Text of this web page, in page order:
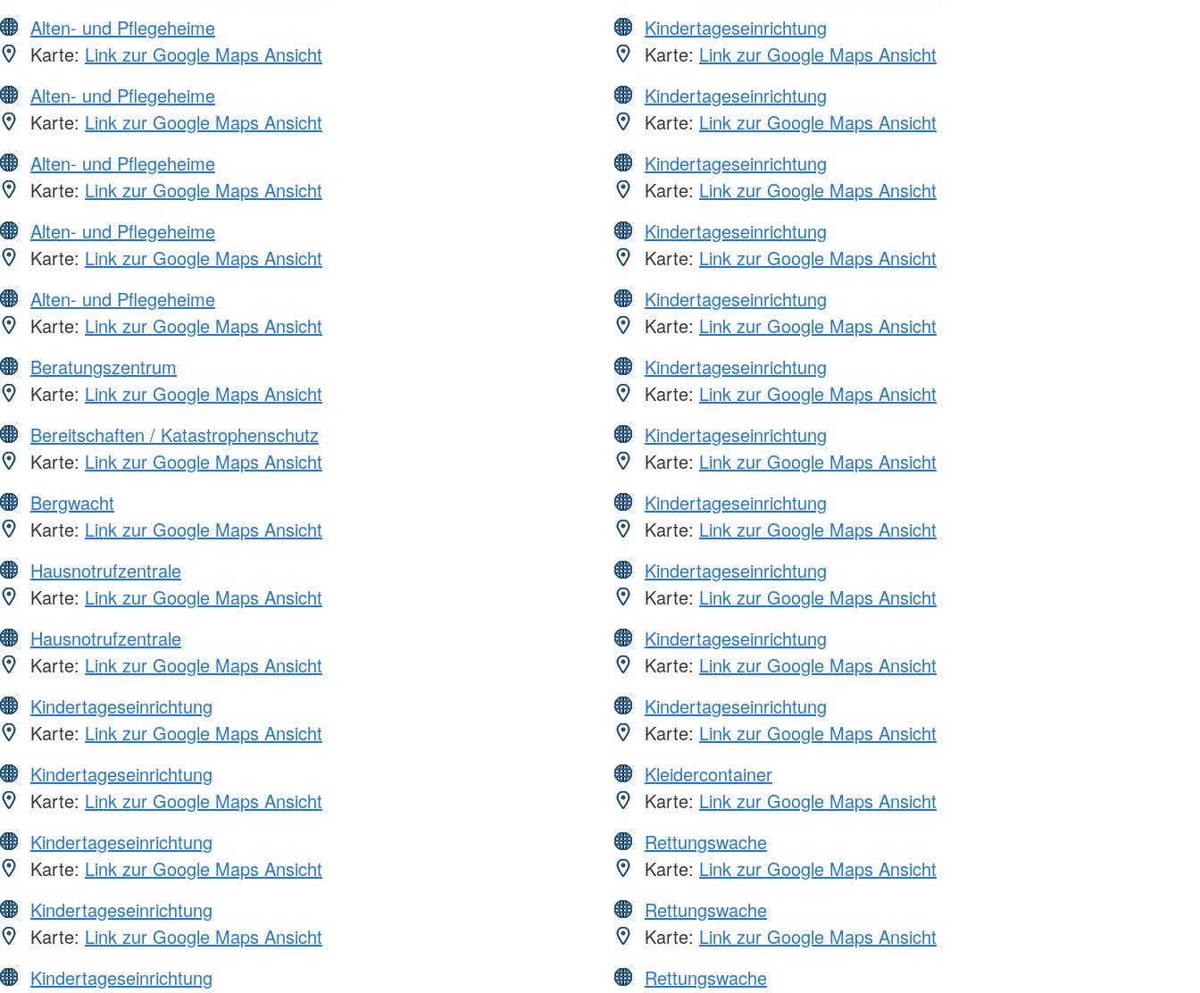
Alten- und Pflegeheime
Karte: Link zur Google Maps Ansicht
Alten- und Pflegeheime
Karte: Link zur Google Maps Ansicht
Alten- und Pflegeheime
Karte: Link zur Google Maps Ansicht
Alten- und Pflegeheime
Karte: Link zur Google Maps Ansicht
Alten- und Pflegeheime
Karte: Link zur Google Maps Ansicht
Beratungszentrum
Karte: Link zur Google Maps Ansicht
Bereitschaften / Katastrophenschutz
Karte: Link zur Google Maps Ansicht
Bergwacht
Karte: Link zur Google Maps Ansicht
Hausnotrufzentrale
Karte: Link zur Google Maps Ansicht
Hausnotrufzentrale
Karte: Link zur Google Maps Ansicht
Kindertageseinrichtung
Karte: Link zur Google Maps Ansicht
Kindertageseinrichtung
Karte: Link zur Google Maps Ansicht
Kindertageseinrichtung
Karte: Link zur Google Maps Ansicht
Kindertageseinrichtung
Karte: Link zur Google Maps Ansicht
Kindertageseinrichtung
Kindertageseinrichtung
Karte: Link zur Google Maps Ansicht
Kindertageseinrichtung
Karte: Link zur Google Maps Ansicht
Kindertageseinrichtung
Karte: Link zur Google Maps Ansicht
Kindertageseinrichtung
Karte: Link zur Google Maps Ansicht
Kindertageseinrichtung
Karte: Link zur Google Maps Ansicht
Kindertageseinrichtung
Karte: Link zur Google Maps Ansicht
Kindertageseinrichtung
Karte: Link zur Google Maps Ansicht
Kindertageseinrichtung
Karte: Link zur Google Maps Ansicht
Kindertageseinrichtung
Karte: Link zur Google Maps Ansicht
Kindertageseinrichtung
Karte: Link zur Google Maps Ansicht
Kindertageseinrichtung
Karte: Link zur Google Maps Ansicht
Kleidercontainer
Karte: Link zur Google Maps Ansicht
Rettungswache
Karte: Link zur Google Maps Ansicht
Rettungswache
Karte: Link zur Google Maps Ansicht
Rettungswache